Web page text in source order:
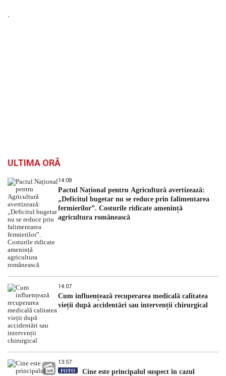
`
ULTIMA ORĂ
14:08
Pactul Național pentru Agricultură avertizează:
„Deficitul bugetar nu se reduce prin falimentarea
fermierilor”. Costurile ridicate amenință
agricultura românească
14:07
Cum influențează recuperarea medicală calitatea
vieții după accidentări sau intervenții chirurgical
13:57
FOTO
Cine este principalul suspect în cazul